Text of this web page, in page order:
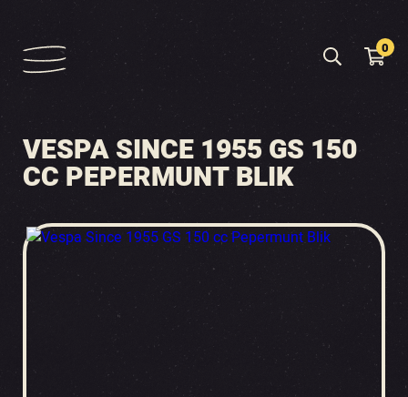
0
VESPA SINCE 1955 GS 150
CC PEPERMUNT BLIK